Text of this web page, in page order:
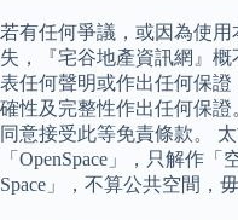
若有任何爭議，或因為使
失，『宅谷地產資訊網』
表任何聲明或作出任何保
確性及完整性作出任何保
同意接受此等免責條款。
「OpenSpace」，只解作
Space」，不算公共空間，